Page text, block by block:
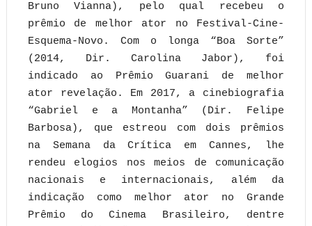
Bruno Vianna), pelo qual recebeu o
prêmio de melhor ator no Festival-Cine-
Esquema-Novo. Com o longa “Boa Sorte”
(2014, Dir. Carolina Jabor), foi
indicado ao Prêmio Guarani de melhor
ator revelação. Em 2017, a cinebiografia
“Gabriel e a Montanha” (Dir. Felipe
Barbosa), que estreou com dois prêmios
na Semana da Crítica em Cannes, lhe
rendeu elogios nos meios de comunicação
nacionais e internacionais, além da
indicação como melhor ator no Grande
Prêmio do Cinema Brasileiro, dentre